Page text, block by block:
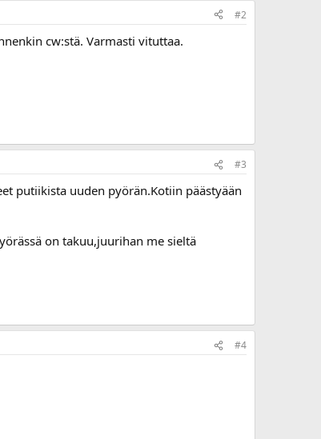
#2
cw:stä. Varmasti vituttaa.
#3
putiikista uuden pyörän.Kotiin päästyään
on takuu,juurihan me sieltä
#4